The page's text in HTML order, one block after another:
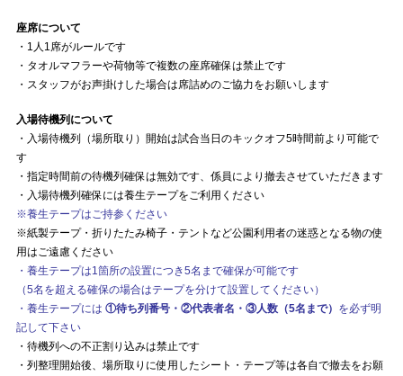
座席について
・1人1席がルールです
・タオルマフラーや荷物等で複数の座席確保は禁止です
・スタッフがお声掛けした場合は席詰めのご協力をお願いします
入場待機列について
・入場待機列（場所取り）開始は試合当日のキックオフ5時間前より可能で
す
・指定時間前の待機列確保は無効です、係員により撤去させていただきます
・入場待機列確保には養生テープをご利用ください
※養生テープはご持参ください
※紙製テープ・折りたたみ椅子・テントなど公園利用者の迷惑となる物の使
用はご遠慮ください
・養生テープは1箇所の設置につき5名まで確保が可能です
（5名を超える確保の場合はテープを分けて設置してください）
・養生テープには ①待ち列番号・②代表者名・③人数（5名まで） を必ず明
記して下さい
・待機列への不正割り込みは禁止です
・列整理開始後、場所取りに使用したシート・テープ等は各自で撤去をお願